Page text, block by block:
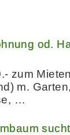
od.
zum
m.
…